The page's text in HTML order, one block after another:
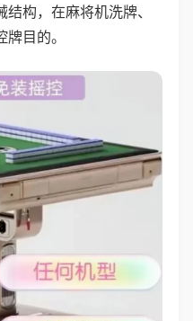
构，在麻将机洗牌、
目的。